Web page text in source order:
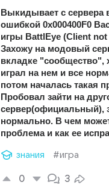
Выкидывает с сервера
ошибкой 0x000400F0
игры BattlEye (Client
Захожу на модовый
вкладке "сообщество",
играл на нем и все
потом началась такая
Пробовал зайти на
сервер(официальный),
нормально. В чем
проблема и как ее
знания #игра
0 3